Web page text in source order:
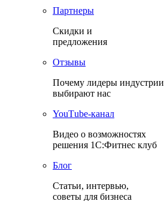
Партнеры
Скидки и
предложения
Отзывы
Почему лидеры индустрии
выбирают нас
YouТube-канал
Видео о возможностях
решения 1С:Фитнес клуб
Блог
Статьи, интервью,
советы для бизнеса